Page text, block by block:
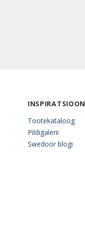
INSPIRATSIOON
Tootekataloog
Pildigalerii
Swedoor blogi